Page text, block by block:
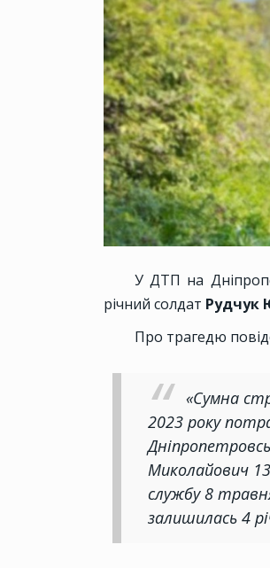
У ДТП на
річний солдат Рудчук
Про трагедю
«Сумна
2023 року
Миколайович
службу 8
залишилась 4